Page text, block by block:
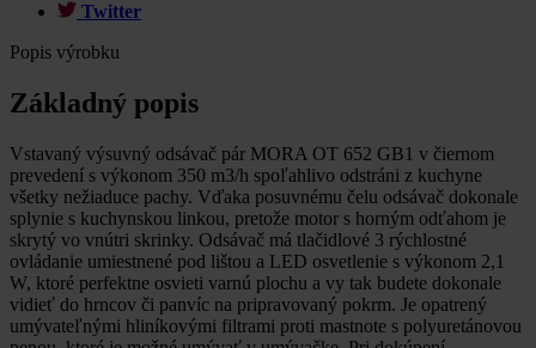
Twitter
Popis výrobku
Základný popis
Vstavaný výsuvný odsávač pár MORA OT 652 GB1 v čiernom
prevedení s výkonom 350 m3/h spoľahlivo odstráni z kuchyne
všetky nežiaduce pachy. Vďaka posuvnému čelu odsávač dokonale
splynie s kuchynskou linkou, pretože motor s horným odťahom je
skrytý vo vnútri skrinky. Odsávač má tlačidlové 3 rýchlostné
ovládanie umiestnené pod lištou a LED osvetlenie s výkonom 2,1
W, ktoré perfektne osvieti varnú plochu a vy tak budete dokonale
vidieť do hrncov či panvíc na pripravovaný pokrm. Je opatrený
umývateľnými hliníkovými filtrami proti mastnote s polyuretánovou